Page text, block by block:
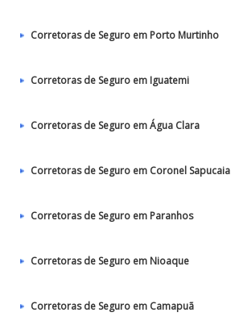
Corretoras de Seguro em Porto Murtinho
Corretoras de Seguro em Iguatemi
Corretoras de Seguro em Água Clara
Corretoras de Seguro em Coronel Sapucaia
Corretoras de Seguro em Paranhos
Corretoras de Seguro em Nioaque
Corretoras de Seguro em Camapuã